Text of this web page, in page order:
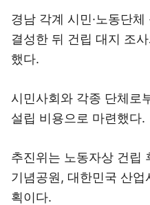
경남 각계 시민·노동단
결성한 뒤 건립 대지 조
했다.
시민사회와 각종 단체로
설립 비용으로 마련했다.
추진위는 노동자상 건립
기념공원, 대한민국 산
획이다.